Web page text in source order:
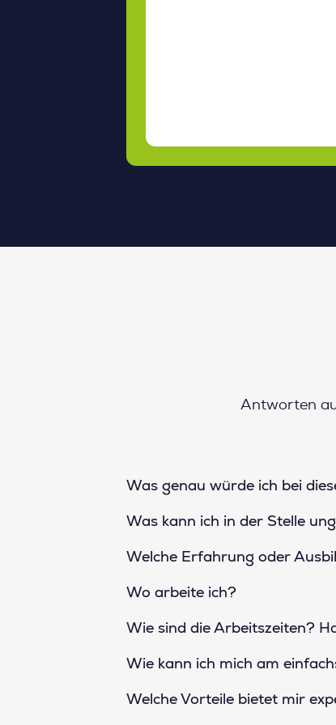
Antworten
Was genau würde ich bei
Was kann ich in der Stelle
Welche Erfahrung oder
Wo arbeite ich?
Wie sind die Arbeitszeiten?
Wie kann ich mich am
Welche Vorteile bietet mir